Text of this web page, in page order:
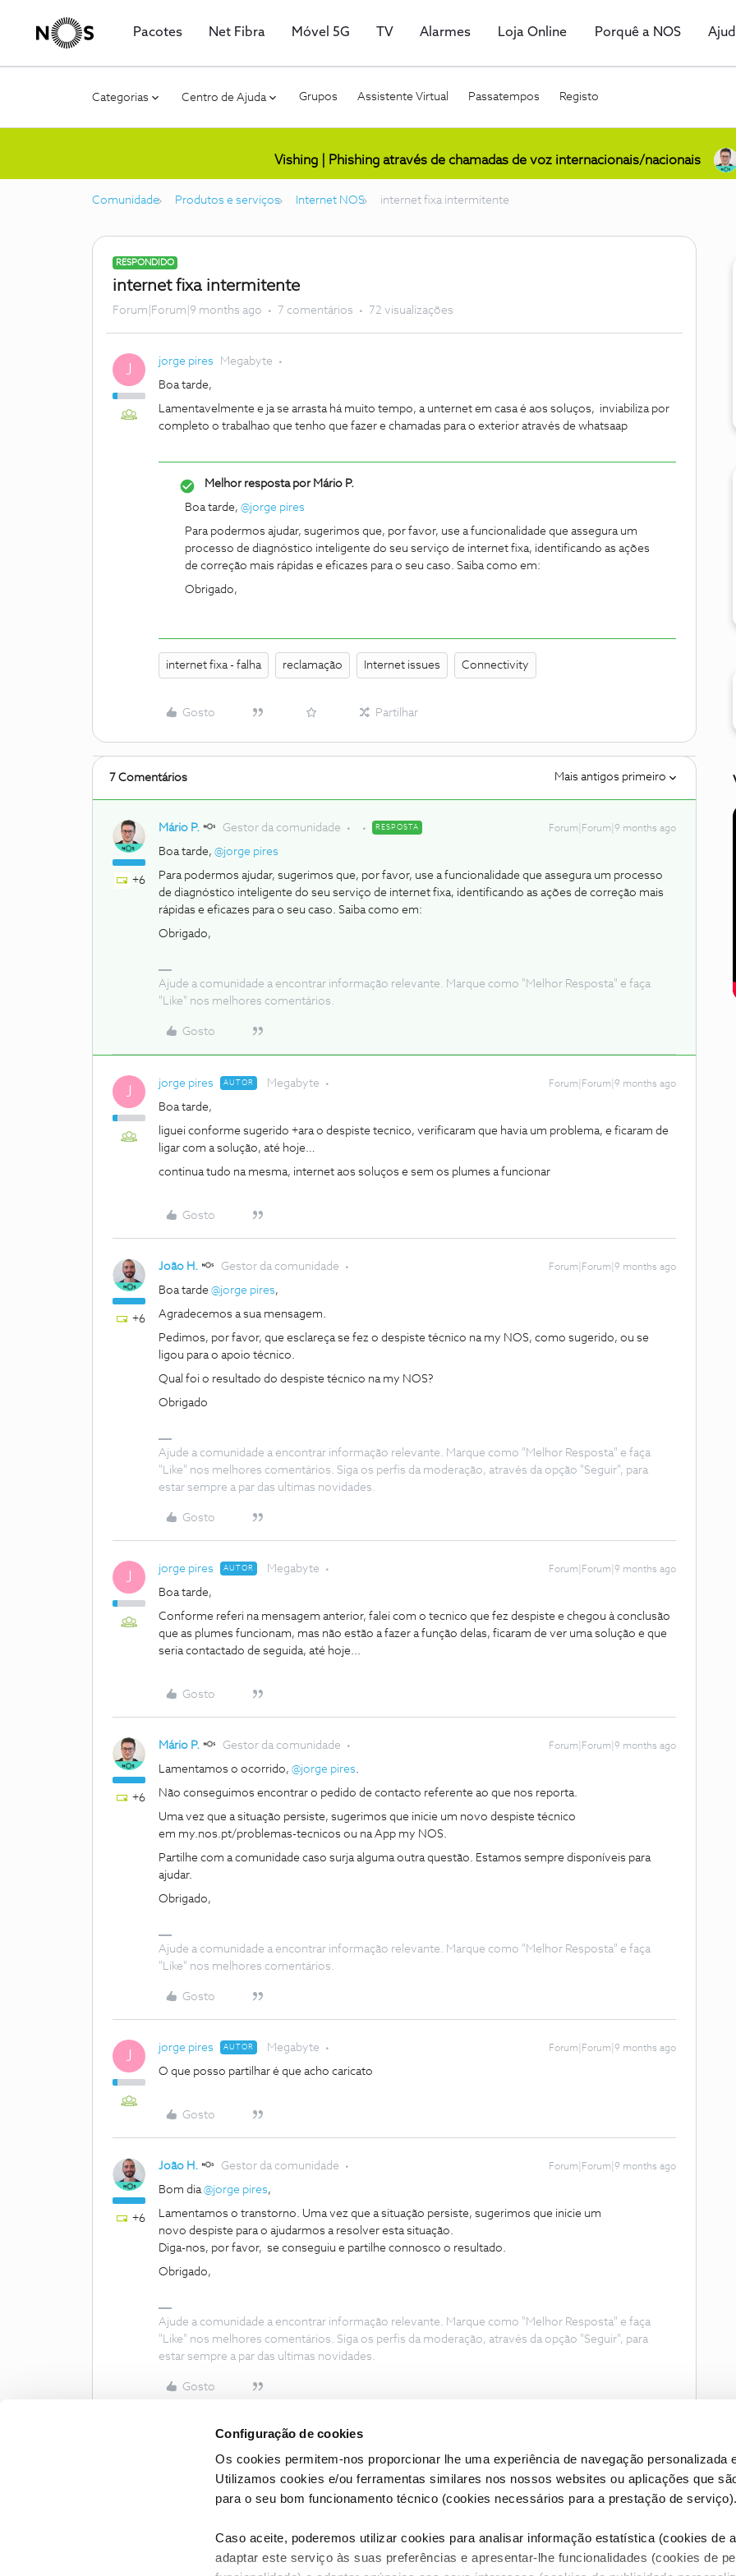
Configuração de cookies
Os cookies permitem-nos proporcionar lhe uma experiência de navegação personalizada
Utilizamos cookies e/ou ferramentas similares nos nossos websites ou aplicações que
para o seu bom funcionamento técnico (cookies necessários para a prestação de serviço).
Caso aceite, poderemos utilizar cookies para analisar informação estatística (cookies de
adaptar este serviço às suas preferências e apresentar-lhe funcionalidades (cookies de
Pacotes Net Fibra Móvel 5G TV Alarmes Loja Online Porquê a NOS
Categorias Centro de Ajuda Grupos Assistente Virtual Passatempos Registo
Vishing | Phishing através de chamadas de voz internacionais/nacionais
Comunidade Produtos e serviços Internet NOS internet fixa intermitente
RESPONDIDO
internet fixa intermitente
Forum|Forum|9 months ago 7 comentários 72 visualizações
J jorge pires Megabyte
Boa tarde,
Lamentavelmente e ja se arrasta há muito tempo, a unternet em casa é aos soluços, inviabiliza por
completo o trabalhao que tenho que fazer e chamadas para o exterior através de whatsaap
Melhor resposta porMário P.
Boa tarde, ​ @jorge pires
Para podermos ajudar, sugerimos que, por favor, use a funcionalidade que assegura um
processo de diagnóstico inteligente do seu serviço de internet fixa, identificando as ações
de correção mais rápidas e eficazes para o seu caso. Saiba como em:
Obrigado,
internet fixa - falha reclamação Internet issues Connectivity
Gosto Partilhar
7 Comentários Mais antigos primeiro
+6
Mário P. Gestor da comunidade RESPOSTA Forum|Forum|9 months ago
Boa tarde, ​ @jorge pires
Para podermos ajudar, sugerimos que, por favor, use a funcionalidade que assegura um processo
de diagnóstico inteligente do seu serviço de internet fixa, identificando as ações de correção mais
rápidas e eficazes para o seu caso. Saiba como em:
Obrigado,
Ajude a comunidade a encontrar informação relevante. Marque como "Melhor Resposta" e faça
"Like" nos melhores comentários.
Gosto
J jorge pires AUTOR Megabyte Forum|Forum|9 months ago
Boa tarde,
liguei conforme sugerido +ara o despiste tecnico, verificaram que havia um problema, e ficaram de
ligar com a solução, até hoje…
continua tudo na mesma, internet aos soluços e sem os plumes a funcionar
Gosto
+6
João H. Gestor da comunidade Forum|Forum|9 months ago
Boa tarde ​ @jorge pires,
Agradecemos a sua mensagem.
Pedimos, por favor, que esclareça se fez o despiste técnico na my NOS, como sugerido, ou se
ligou para o apoio técnico.
Qual foi o resultado do despiste técnico na my NOS?
Obrigado
Ajude a comunidade a encontrar informação relevante. Marque como "Melhor Resposta" e faça
"Like" nos melhores comentários. Siga os perfis da moderação, através da opção "Seguir", para
estar sempre a par das ultimas novidades.
Gosto
J jorge pires AUTOR Megabyte Forum|Forum|9 months ago
Boa tarde,
Conforme referi na mensagem anterior, falei com o tecnico que fez despiste e chegou à conclusão
que as plumes funcionam, mas não estão a fazer a função delas, ficaram de ver uma solução e que
seria contactado de seguida, até hoje...
Gosto
+6
Mário P. Gestor da comunidade Forum|Forum|9 months ago
Lamentamos o ocorrido, ​ @jorge pires.
Não conseguimos encontrar o pedido de contacto referente ao que nos reporta.
Uma vez que a situação persiste, sugerimos que inicie um novo despiste técnico
em my.nos.pt/problemas-tecnicos ou na App my NOS.
Partilhe com a comunidade caso surja alguma outra questão. Estamos sempre disponíveis para
ajudar.
Obrigado,
Ajude a comunidade a encontrar informação relevante. Marque como "Melhor Resposta" e faça
"Like" nos melhores comentários.
Gosto
J jorge pires AUTOR Megabyte Forum|Forum|9 months ago
O que posso partilhar é que acho caricato
Gosto
+6
João H. Gestor da comunidade Forum|Forum|9 months ago
Bom dia ​@jorge pires,
Lamentamos o transtorno. Uma vez que a situação persiste, sugerimos que inicie um
novo despiste para o ajudarmos a resolver esta situação.
Diga-nos, por favor, se conseguiu e partilhe connosco o resultado.
Obrigado,
Ajude a comunidade a encontrar informação relevante. Marque como "Melhor Resposta" e faça
"Like" nos melhores comentários. Siga os perfis da moderação, através da opção "Seguir", para
estar sempre a par das ultimas novidades.
Gosto
Condições do Fórum NOS Accessibility statement